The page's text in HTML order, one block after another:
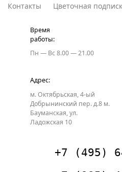
Контакты
Цветочная
Время
работы:
Пн — Вс8.00 — 21.00
Адрес:
м. Октябрьская, 4-ый
Добрынинский пер. д.8м.
Бауманская, ул.
Ладожская 10
+7 (495)